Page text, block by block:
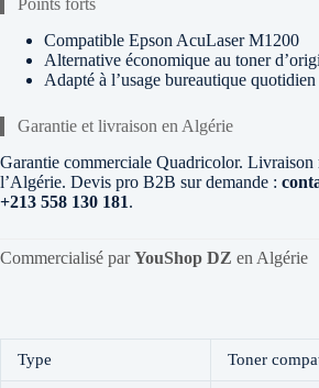
Points forts
Compatible Epson AcuLaser M1200
Alternative économique au toner
Adapté à l’usage bureautique quotidien
Garantie et livraison en Algérie
Garantie commerciale Quadricolor. Livraison
l’Algérie. Devis pro B2B sur demande :
+213 558 130 181.
Commercialisé parYouShop DZ en Algérie
Type Toner